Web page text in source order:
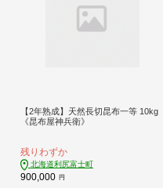
【2年熟成】天然長切昆布一等 10kg
《昆布屋神兵衛》
残りわずか
北海道利尻富士町
900,000 円